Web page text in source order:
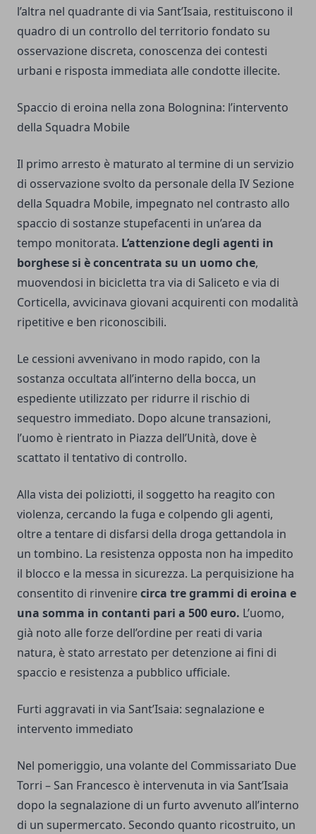
l’altra nel quadrante di via Sant’Isaia, restituiscono il
quadro di un controllo del territorio fondato su
osservazione discreta, conoscenza dei contesti
urbani e risposta immediata alle condotte illecite.
Spaccio di eroina nella zona Bolognina: l’intervento
della Squadra Mobile
Il primo arresto è maturato al termine di un servizio
di osservazione svolto da personale della IV Sezione
della Squadra Mobile, impegnato nel contrasto allo
spaccio di sostanze stupefacenti in un’area da
tempo monitorata. L’attenzione degli agenti in
borghese si è concentrata su un uomo che,
muovendosi in bicicletta tra via di Saliceto e via di
Corticella, avvicinava giovani acquirenti con modalità
ripetitive e ben riconoscibili.
Le cessioni avvenivano in modo rapido, con la
sostanza occultata all’interno della bocca, un
espediente utilizzato per ridurre il rischio di
sequestro immediato. Dopo alcune transazioni,
l’uomo è rientrato in Piazza dell’Unità, dove è
scattato il tentativo di controllo.
Alla vista dei poliziotti, il soggetto ha reagito con
violenza, cercando la fuga e colpendo gli agenti,
oltre a tentare di disfarsi della droga gettandola in
un tombino. La resistenza opposta non ha impedito
il blocco e la messa in sicurezza. La perquisizione ha
consentito di rinvenirecirca tre grammi di eroina e
una somma in contanti pari a 500 euro. L’uomo,
già noto alle forze dell’ordine per reati di varia
natura, è stato arrestato per detenzione ai fini di
spaccio e resistenza a pubblico ufficiale.
Furti aggravati in via Sant’Isaia: segnalazione e
intervento immediato
Nel pomeriggio, una volante del Commissariato Due
Torri – San Francesco è intervenuta in via Sant’Isaia
dopo la segnalazione di un furto avvenuto all’interno
di un supermercato. Secondo quanto ricostruito, un